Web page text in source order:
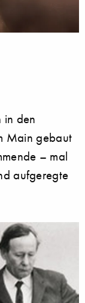
in den
Main gebaut
– mal
aufgeregte